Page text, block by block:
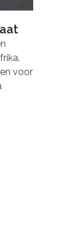
voor